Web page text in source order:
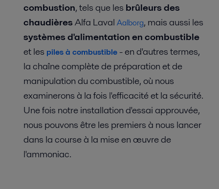
combustion, tels que les brûleurs des
chaudièresAlfa Laval Aalborg, mais aussi les
systèmes d'alimentation en combustible
et les piles à combustible- en d'autres termes,
la chaîne complète de préparation et de
manipulation du combustible, où nous
examinerons à la fois l'efficacité et la sécurité.
Une fois notre installation d'essai approuvée,
nous pouvons être les premiers à nous lancer
dans la course à la mise en œuvre de
l'ammoniac.